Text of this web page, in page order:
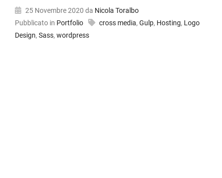
25 Novembre 2020 da Nicola Toralbo
Pubblicato in Portfolio cross media, Gulp, Hosting, Logo
Design, Sass, wordpress